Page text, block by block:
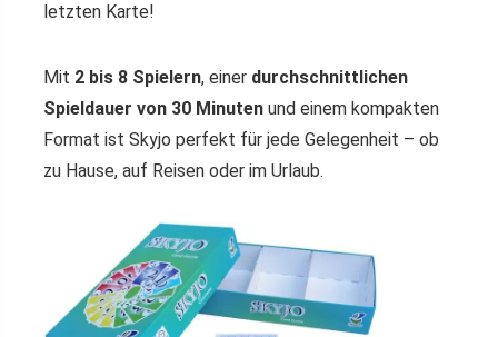
letzten Karte!
Mit 2 bis 8 Spielern, einer durchschnittlichen
Spieldauer von 30 Minuten und einem kompakten
Format ist Skyjo perfekt für jede Gelegenheit – ob
zu Hause, auf Reisen oder im Urlaub.